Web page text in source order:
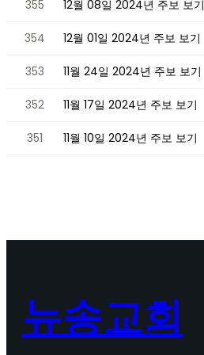
355 12월 08일 2024년 주보 보기
354 12월 01일 2024년 주보 보기
353 11월 24일 2024년 주보 보기
352 11월 17일 2024년 주보 보기
351 11월 10일 2024년 주보 보기
뉴송교회